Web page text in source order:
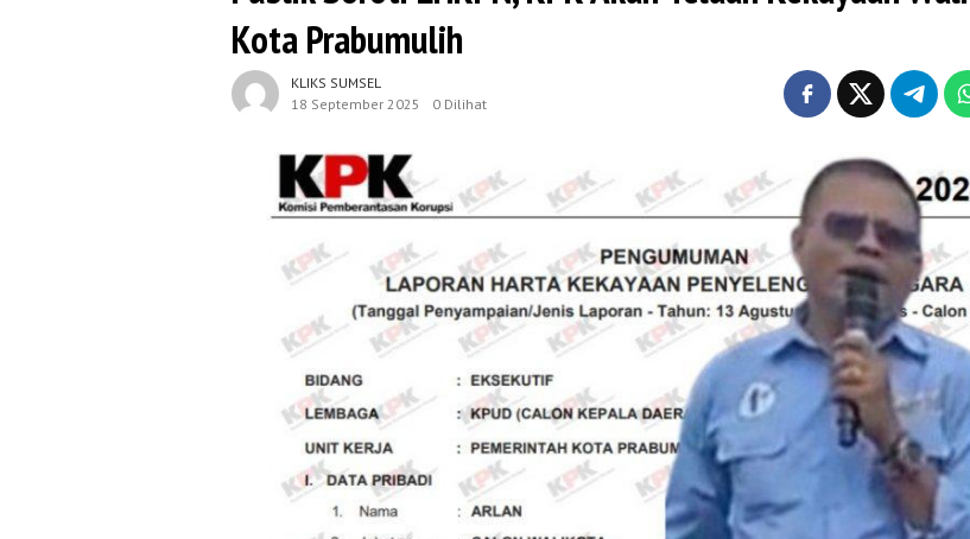
Kota Prabumulih
KLIKS SUMSEL
18 September 2025
0 Dilihat